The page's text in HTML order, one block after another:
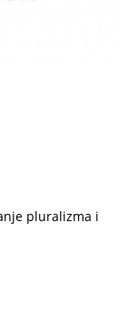
pluralizma i